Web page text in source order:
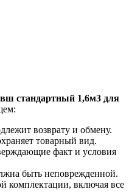
стандартный 1,6м3 для
возврату и обмену.
товарный вид.
факт и условия
быть неповрежденной.
комплектации, включая все